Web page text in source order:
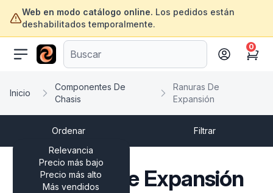
Web en modo catálogo online. Los pedidos están
deshabilitados temporalmente.
ofertasinformatica.com
Cart
0
Inicio
Componentes De
Chasis
Ranuras De
Expansión
Ordenar
Relevancia
Precio más bajo
Precio más alto
Más vendidos
Filtrar
Ranuras De Expansión